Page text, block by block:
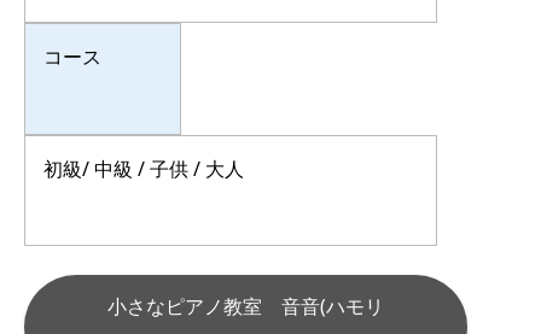
コース
初級/ 中級 / 子供 / 大人
小さなピアノ教室 音音(ハモリ